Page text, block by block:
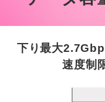
下り最大
速度制